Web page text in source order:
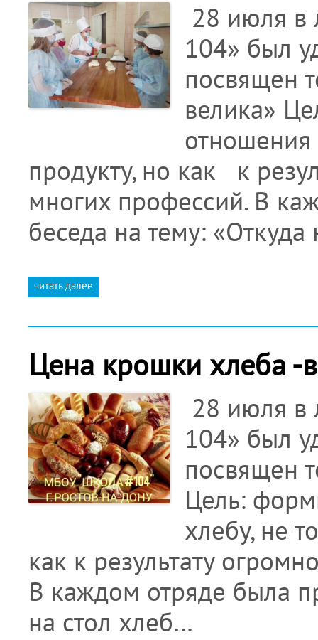
28 июля в
104» был
посвящен
велика»
отношения
продукту, но как к
многих профессий. В
беседа на тему: «Откуда
читать далее
Цена крошки хлеба -
28 июля в
104» был
посвящен
Цель:
хлебу, не
как к результату
В каждом отряде была
на стол хлеб…